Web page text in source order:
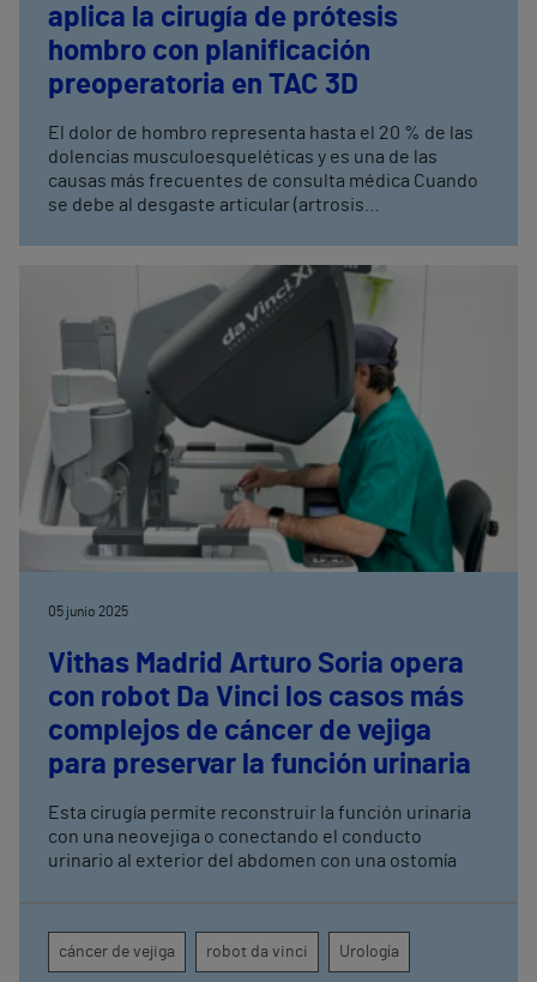
aplica la cirugía de prótesis
hombro con planificación
preoperatoria en TAC 3D
El dolor de hombro representa hasta el 20 % de las
dolencias musculoesqueléticas y es una de las
causas más frecuentes de consulta médica Cuando
se debe al desgaste articular (artrosis
permite personalizar cada caso, mejorando la
precisión de la cirugía y los resultados a largo plazo
05 junio 2025
Vithas Madrid Arturo Soria opera
con robot Da Vinci los casos más
complejos de cáncer de vejiga
para preservar la función urinaria
Esta cirugía permite reconstruir la función urinaria
con una neovejiga o conectando el conducto
urinario al exterior del abdomen con una ostomía
cáncer de vejiga robot da vinci Urología